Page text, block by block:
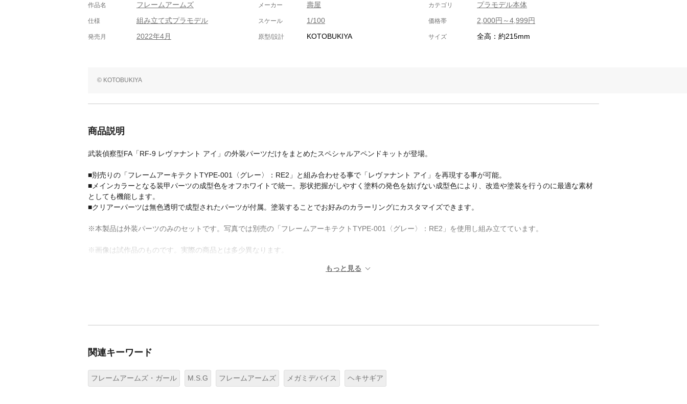
作品名 フレームアームズ メーカー 壽屋 カテゴリ プラモデル本体
仕様 組み立て式プラモデル スケール 1/100 価格帯 2,000円～4,999円
発売月 2022年4月 原型/設計 KOTOBUKIYA サイズ 全高：約215mm
© KOTOBUKIYA
商品説明
武装偵察型FA「RF-9 レヴァナント アイ」の外装パーツだけをまとめたスペシャルアペンドキットが登場。
■別売りの「フレームアーキテクトTYPE-001〈グレー〉：RE2」と組み合わせる事で「レヴァナント アイ」を再現する事が可能。
■メインカラーとなる装甲パーツの成型色をオフホワイトで統一。形状把握がしやすく塗料の発色を妨げない成型色により、改造や塗装を行うのに最適な素材
としても機能します。
■クリアーパーツは無色透明で成型されたパーツが付属。塗装することでお好みのカラーリングにカスタマイズできます。
※本製品は外装パーツのみのセットです。写真では別売の「フレームアーキテクトTYPE-001〈グレー〉：RE2」を使用し組み立てています。
※画像は試作品のものです。実際の商品とは多少異なります。
関連キーワード
フレームアームズ・ガール M.S.G フレームアームズ メガミデバイス ヘキサギア